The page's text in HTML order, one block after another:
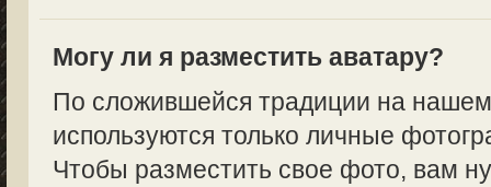
Могу ли я разместить аватару?
По сложившейся традиции на
используются только личные
Чтобы разместить свое фото, вам